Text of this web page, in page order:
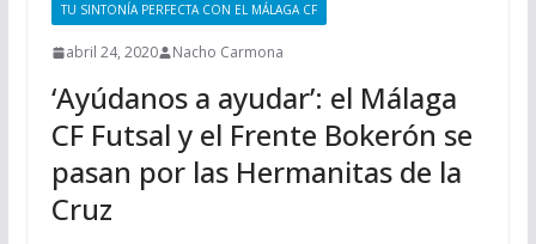
TU SINTONÍA PERFECTA CON EL MÁLAGA CF
abril 24, 2020 Nacho Carmona
‘Ayúdanos a ayudar’: el Málaga
CF Futsal y el Frente Bokerón se
pasan por las Hermanitas de la
Cruz